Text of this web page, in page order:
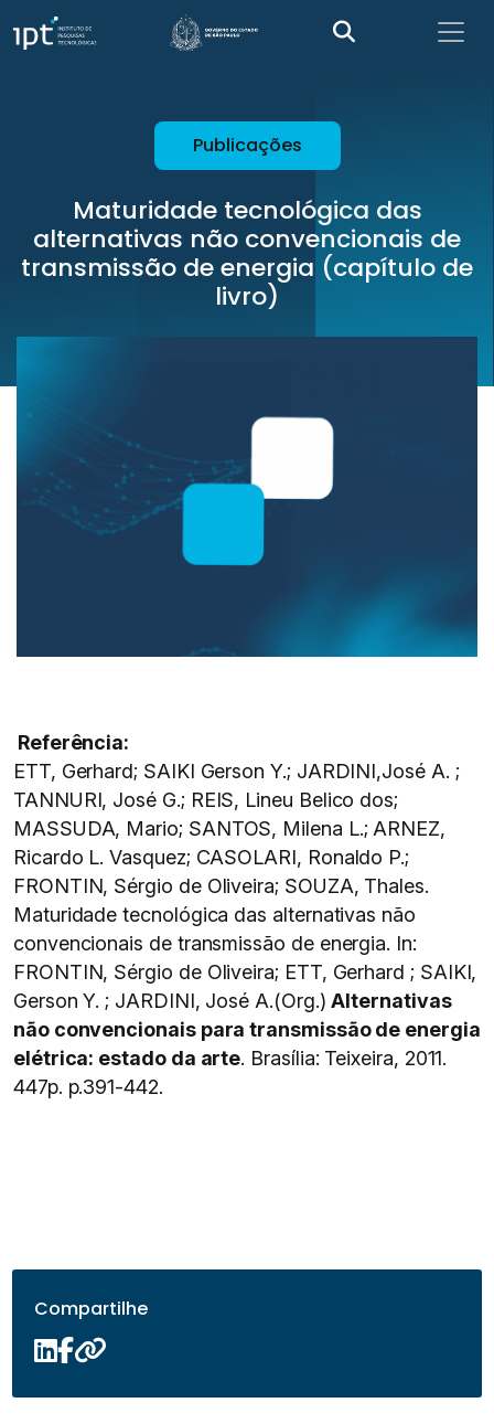
Publicações
Maturidade tecnológica das
alternativas não convencionais de
transmissão de energia (capítulo de
livro)
Referência:
ETT, Gerhard; SAIKI Gerson Y.; JARDINI,José A. ;
TANNURI, José G.; REIS, Lineu Belico dos;
MASSUDA, Mario; SANTOS, Milena L.; ARNEZ,
Ricardo L. Vasquez; CASOLARI, Ronaldo P.;
FRONTIN, Sérgio de Oliveira; SOUZA, Thales.
Maturidade tecnológica das alternativas não
convencionais de transmissão de energia. In:
FRONTIN, Sérgio de Oliveira; ETT, Gerhard ; SAIKI,
Gerson Y. ; JARDINI, José A.(Org.)Alternativas
não convencionais para transmissão de energia
elétrica: estado da arte. Brasília: Teixeira, 2011.
447p. p.391-442.
Compartilhe